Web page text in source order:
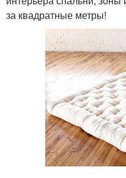
за квадратные метры!